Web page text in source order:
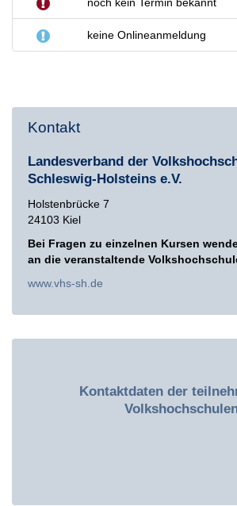
keine Onlineanmeldung
Kontakt
Landesverband der
Schleswig-Holsteins e.V.
Holstenbrücke 7
24103 Kiel
Bei Fragen zu einzelnen Kursen
an die veranstaltende
www.vhs-sh.de
Kontaktdaten der